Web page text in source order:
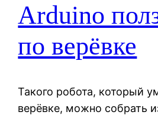
Arduino
по верёвке
Такого робота, который
верёвке, можно собрать